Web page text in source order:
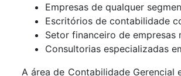
Empresas de qualquer
Escritórios de contabilidade
Setor financeiro de empresas
Consultorias especializadas
A área de Contabilidade Gerencial